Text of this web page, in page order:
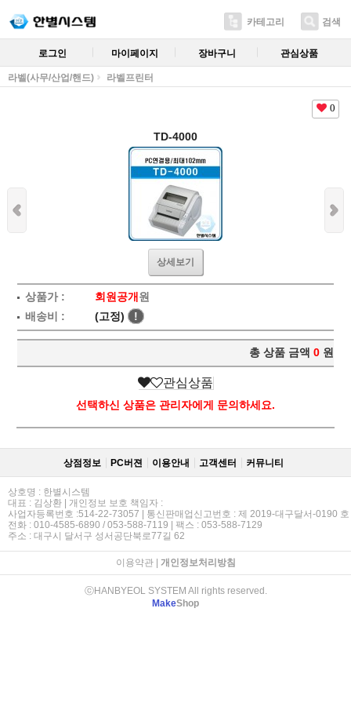
카테고리 검색
로그인 마이페이지 장바구니 관심상품
라벨(사무/산업/핸드) 라벨프린터
0
TD-4000
상세보기
상품가 : 회원공개 원
배송비 :
(고정) !
총 상품 금액 0 원
관심상품
선택하신 상품은 관리자에게 문의하세요.
상점정보 PC버젼 이용안내 고객센터 커뮤니티
상호명 : 한별시스템
대표 : 김상환 | 개인정보 보호 책임자 :
사업자등록번호 :514-22-73057 | 통신판매업신고번호 : 제 2019-대구달서-0190 호
전화 : 010-4585-6890 / 053-588-7119 | 팩스 : 053-588-7129
주소 : 대구시 달서구 성서공단북로77길 62
이용약관| 개인정보처리방침
ⓒHANBYEOL SYSTEM All rights reserved.
MakeShop